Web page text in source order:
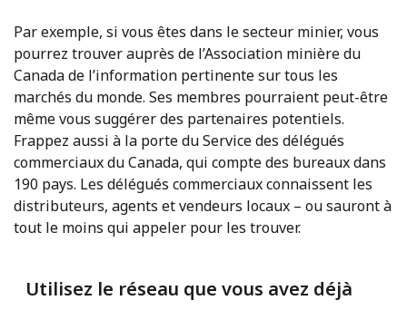
Par exemple, si vous êtes dans le secteur minier, vous
pourrez trouver auprès de l’Association minière du
Canada de l’information pertinente sur tous les
marchés du monde. Ses membres pourraient peut-être
même vous suggérer des partenaires potentiels.
Frappez aussi à la porte du Service des délégués
commerciaux du Canada, qui compte des bureaux dans
190 pays. Les délégués commerciaux connaissent les
distributeurs, agents et vendeurs locaux – ou sauront à
tout le moins qui appeler pour les trouver.
Utilisez le réseau que vous avez déjà